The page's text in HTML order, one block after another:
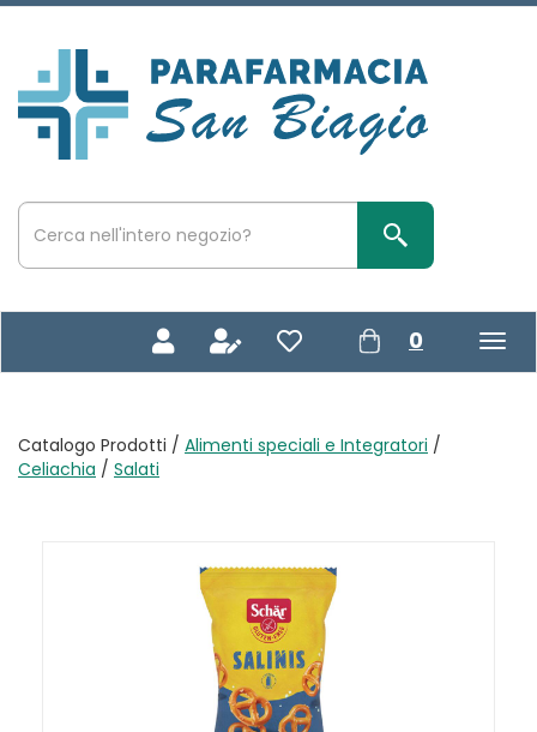
Passa
principale
San
Biagio
Cerca
Prodotto
Cerca Prodotto
0 prodotti
inseriti
Catalogo Prodotti / Alimenti speciali e Integratori /
Celiachia / Salati